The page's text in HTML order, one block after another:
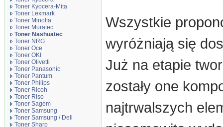
Toner Kyocera-Mita
Toner Lexmark
Toner Minolta
Toner Muratec
Toner Nashuatec
Toner NRG
Toner Oce
Toner OKI
Toner Olivetti
Toner Panasonic
Toner Pantum
Toner Philips
Toner Ricoh
Toner Riso
Toner Sagem
Toner Samsung
Toner Samsung / Dell
Toner Sharp
Wszystkie
wyróżniają się
Już na etapie
zostały one
najtrwalszych